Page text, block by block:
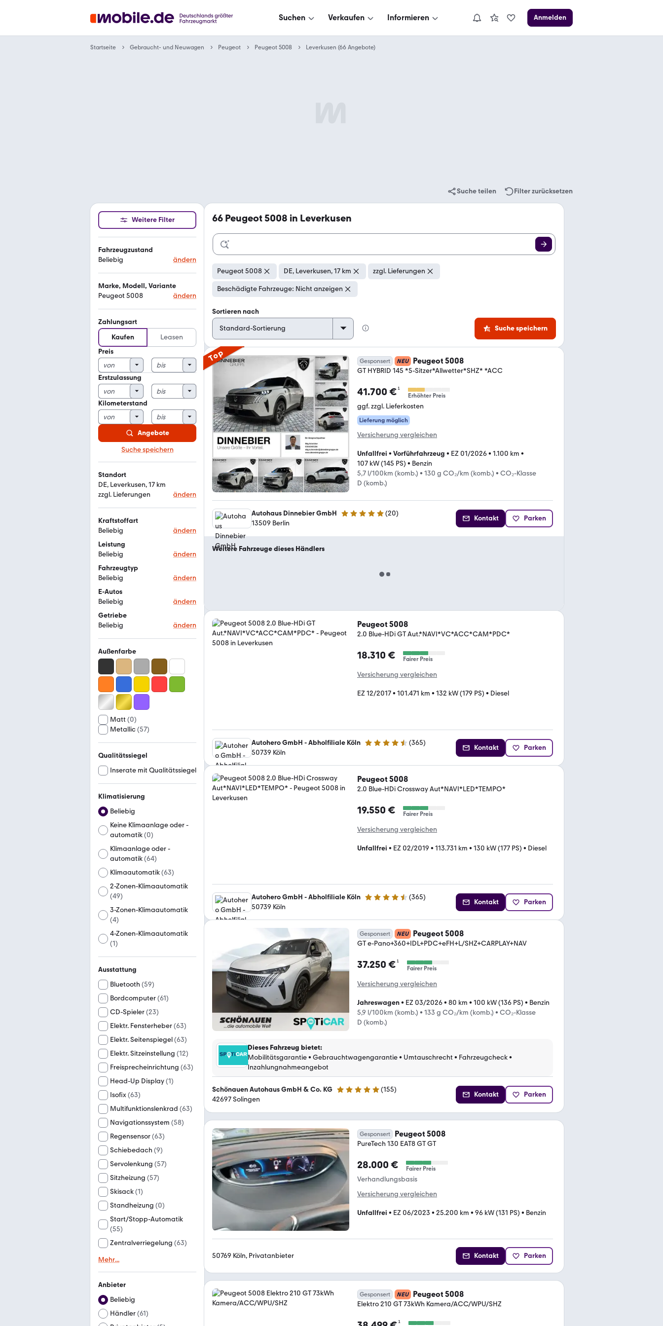
Suchen Verkaufen Informieren Anmelden
Startseite Gebraucht- und Neuwagen Peugeot Peugeot 5008 Leverkusen (66 Angebote)
Suche teilen Filter zurücksetzen
Weitere Filter
Fahrzeugzustand
Beliebig
ändern
Marke, Modell, Variante
Peugeot 5008
ändern
Zahlungsart
Kaufen
Leasen
Preis
Erstzulassung
Kilometerstand
Angebote
Suche speichern
Standort
DE, Leverkusen, 17 km
zzgl. Lieferungen
ändern
Kraftstoffart
Beliebig
ändern
Leistung
Beliebig
ändern
Fahrzeugtyp
Beliebig
ändern
E-Autos
Beliebig
ändern
Getriebe
Beliebig
ändern
Außenfarbe
Matt (0)
Metallic(57)
Qualitätssiegel
Inserate mit Qualitätssiegel
Klimatisierung
Beliebig
Keine Klimaanlage oder -
automatik(0)
Klimaanlage oder -
automatik(64)
Klimaautomatik(63)
2-Zonen-Klimaautomatik
(49)
3-Zonen-Klimaautomatik
(4)
4-Zonen-Klimaautomatik
(1)
Ausstattung
Bluetooth (59)
Bordcomputer(61)
CD-Spieler(23)
Elektr. Fensterheber(63)
Elektr. Seitenspiegel(63)
Elektr. Sitzeinstellung (12)
Freisprecheinrichtung (63)
Head-Up Display(1)
Isofix(63)
Multifunktionslenkrad (63)
Navigationssystem (58)
Regensensor(63)
Schiebedach (9)
Servolenkung (57)
Sitzheizung (57)
Skisack(1)
Standheizung (0)
Start/Stopp-Automatik
(55)
Zentralverriegelung (63)
Mehr...
Anbieter
Beliebig
Händler(61)
66 Peugeot 5008 in Leverkusen
Peugeot 5008 DE, Leverkusen, 17 km zzgl. Lieferungen
Beschädigte Fahrzeuge: Nicht anzeigen
Sortieren nach
Suche speichern
Top Gesponsert NEU Peugeot 5008
GT HYBRID 145 *5-Sitzer*Allwetter*SHZ* *ACC
41.700 €¹
Erhöhter Preis
ggf. zzgl. Lieferkosten
Lieferung möglich
Versicherung vergleichen
Unfallfrei • Vorführfahrzeug • EZ 01/2026• 1.100 km •
107 kW (145 PS) • Benzin
5,7 l/100km (komb.) • 130 g CO₂/km (komb.) • CO₂-Klasse
D (komb.)
Autohaus Dinnebier GmbH 5 Sterne (20)
13509 Berlin
Kontakt Parken
Weitere Fahrzeuge dieses Händlers
Peugeot 5008
2.0 Blue-HDi GT Aut.*NAVI*VC*ACC*CAM*PDC*
18.310 € Fairer Preis
Versicherung vergleichen
EZ 12/2017• 101.471 km • 132 kW (179 PS) • Diesel
Autohero GmbH - Abholfiliale Köln 4.6 Sterne (365)
50739 Köln
Kontakt Parken
Peugeot 5008
2.0 Blue-HDi Crossway Aut*NAVI*LED*TEMPO*
19.550 € Fairer Preis
Versicherung vergleichen
Unfallfrei • EZ 02/2019 • 113.731 km • 130 kW (177 PS) • Diesel
Autohero GmbH - Abholfiliale Köln 4.6 Sterne (365)
50739 Köln
Kontakt Parken
Gesponsert NEU Peugeot 5008
GT e-Pano+360+IDL+PDC+eFH+L/SHZ+CARPLAY+NAV
37.250 €¹
Fairer Preis
Versicherung vergleichen
Jahreswagen• EZ 03/2026• 80 km • 100 kW (136 PS) • Benzin
5,9 l/100km (komb.) • 133 g CO₂/km (komb.) • CO₂-Klasse
D (komb.)
Dieses Fahrzeug bietet:
Mobilitätsgarantie• Gebrauchtwagengarantie• Umtauschrecht • Fahrzeugcheck•
Inzahlungnahmeangebot
Schönauen Autohaus GmbH & Co. KG 4.8 Sterne (155)
42697 Solingen
Kontakt Parken
Gesponsert Peugeot 5008
PureTech 130 EAT8 GT GT
28.000 € Fairer Preis
Verhandlungsbasis
Versicherung vergleichen
Unfallfrei • EZ 06/2023 • 25.200 km • 96 kW (131 PS) • Benzin
50769 Köln, Privatanbieter Kontakt Parken
Gesponsert NEU Peugeot 5008
Elektro 210 GT 73kWh Kamera/ACC/WPU/SHZ
¹